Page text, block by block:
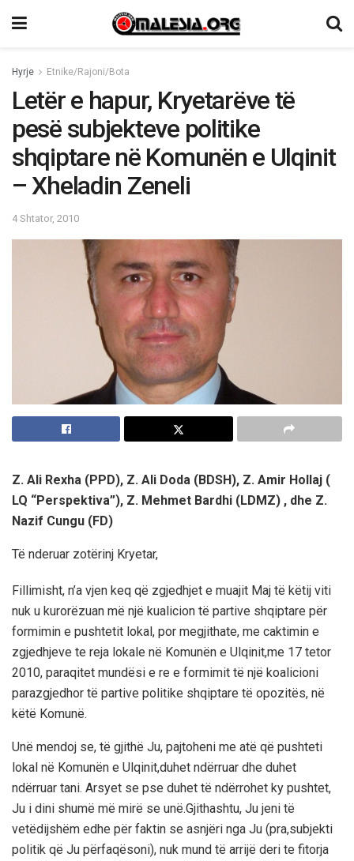
Hyrje Etnike/Rajoni/Bota
Letër e hapur, Kryetarëve të
pesë subjekteve politike
shqiptare në Komunën e Ulqinit
– Xheladin Zeneli
4 Shtator, 2010
Z. Ali Rexha (PPD), Z. Ali Doda (BDSH), Z. Amir Hollaj (
LQ “Perspektiva”), Z. Mehmet Bardhi (LDMZ) , dhe Z.
Nazif Cungu (FD)
Të nderuar zotërinj Kryetar,
Fillimisht, n’a vjen keq që zgjedhjet e muajit Maj të këtij viti
nuk u kurorëzuan më një kualicion të partive shqiptare për
formimin e pushtetit lokal, por megjithate, me caktimin e
zgjedhjeve te reja lokale në Komunën e Ulqinit,me 17 tetor
2010, paraqitet mundësi e re e formimit të një koalicioni
parazgjedhor të partive politike shqiptare të opozitës, në
këtë Komunë.
Unë mendoj se, të gjithë Ju, pajtoheni me atë që pushteti
lokal në Komunën e Ulqinit,duhet ndërruar dhe duhet
ndërruar tani. Arsyet se pse duhet të ndërrohet ky pushtet,
Ju i dini shumë më mirë se unë.Gjithashtu, Ju jeni të
vetëdijshëm edhe për faktin se asnjëri nga Ju (pra,subjekti
politik që Ju përfaqësoni), nuk mund të arrijë deri te fitorja